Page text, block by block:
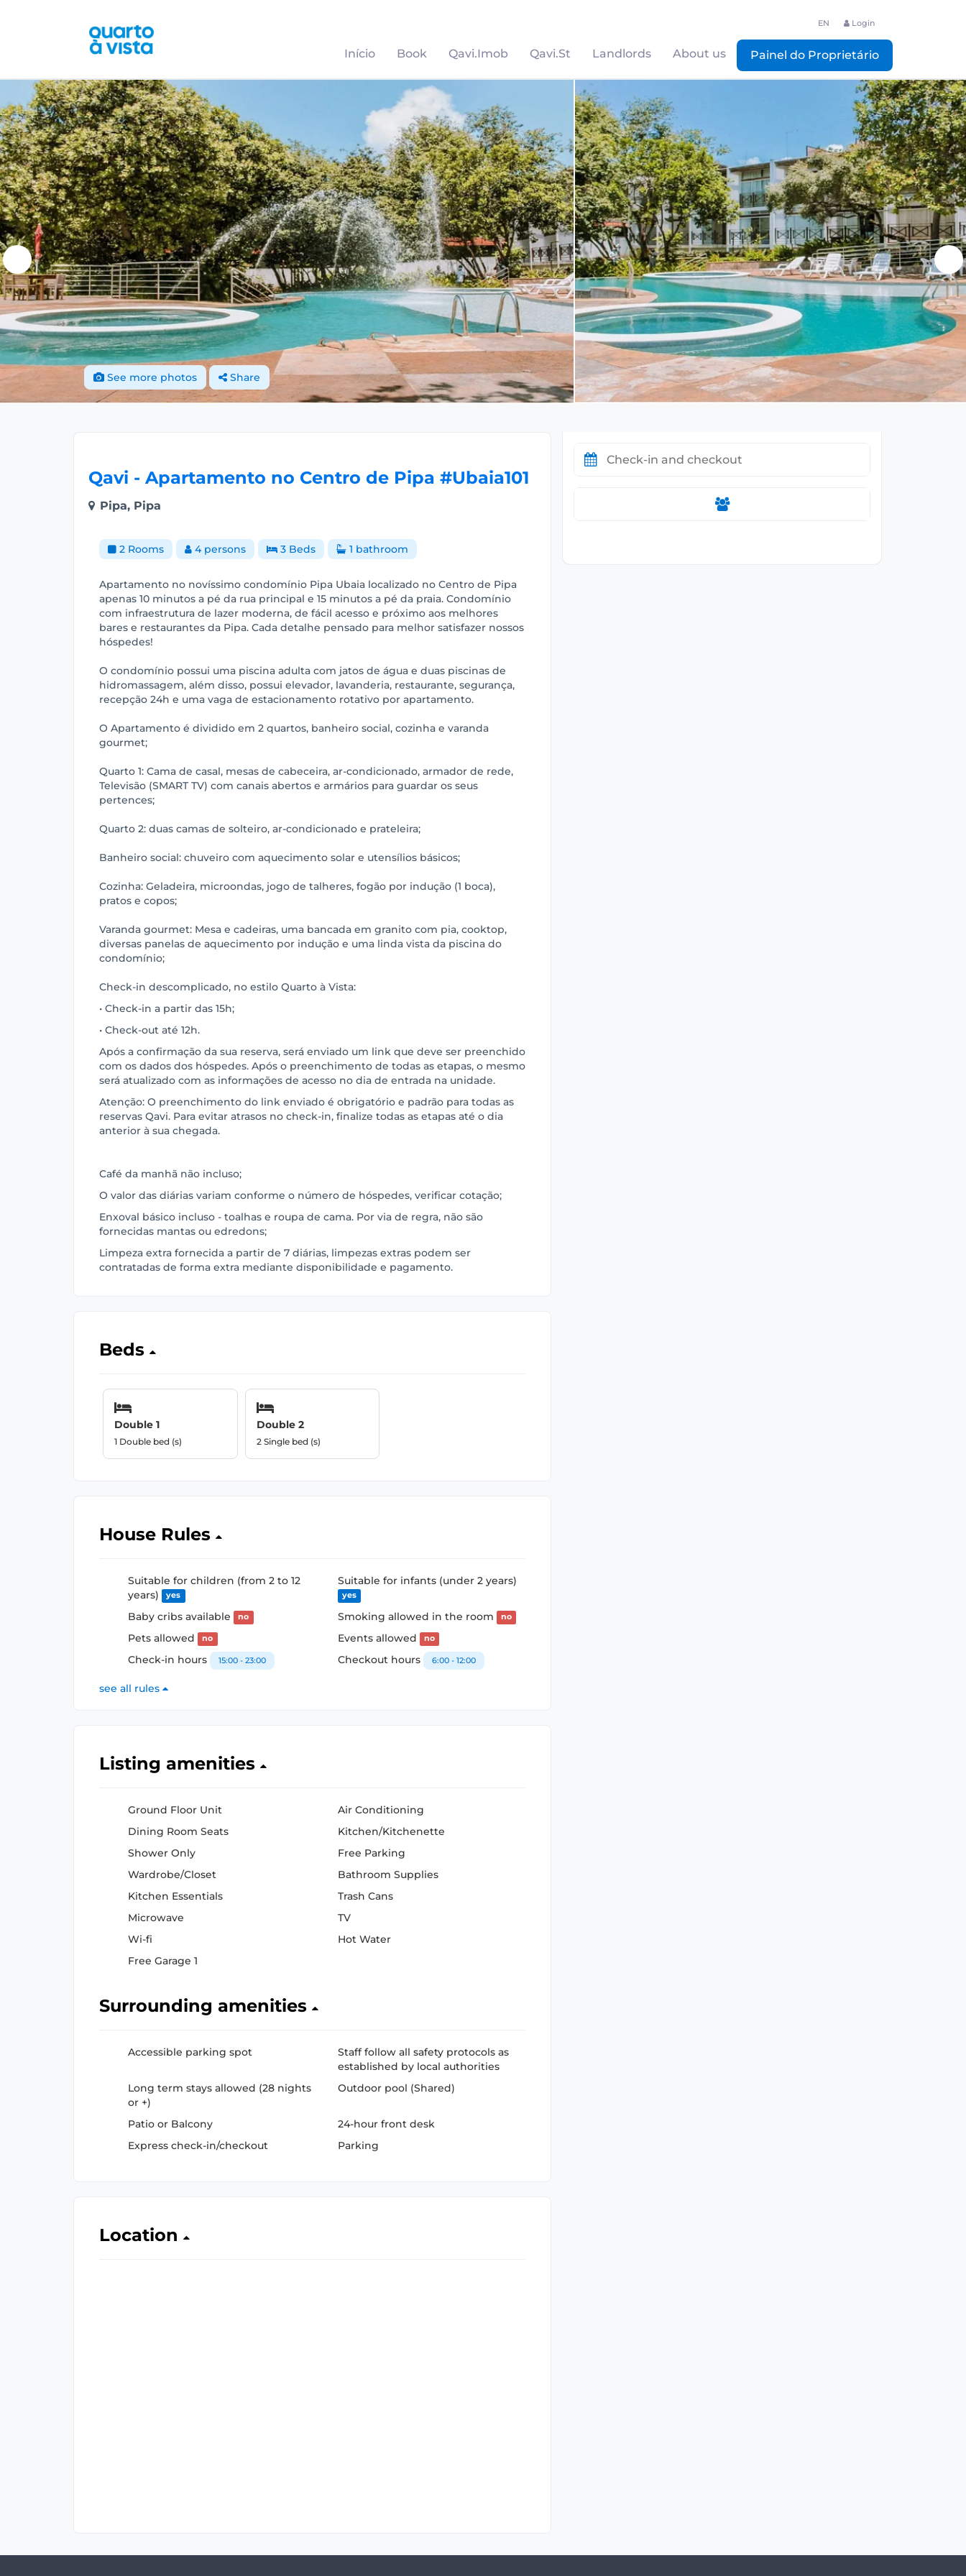
EN Login
Início Book Qavi.Imob Qavi.St Landlords About us Painel do Proprietário
See more photos Share
Qavi - Apartamento no Centro de Pipa #Ubaia101
Pipa, Pipa
2 Rooms 4 persons 3 Beds 1 bathroom
Apartamento no novíssimo condomínio Pipa Ubaia localizado no Centro de Pipa
apenas 10 minutos a pé da rua principal e 15 minutos a pé da praia. Condomínio
com infraestrutura de lazer moderna, de fácil acesso e próximo aos melhores
bares e restaurantes da Pipa. Cada detalhe pensado para melhor satisfazer nossos
hóspedes!
O condomínio possui uma piscina adulta com jatos de água e duas piscinas de
hidromassagem, além disso, possui elevador, lavanderia, restaurante, segurança,
recepção 24h e uma vaga de estacionamento rotativo por apartamento.
O Apartamento é dividido em 2 quartos, banheiro social, cozinha e varanda
gourmet;
Quarto 1: Cama de casal, mesas de cabeceira, ar-condicionado, armador de rede,
Televisão (SMART TV) com canais abertos e armários para guardar os seus
pertences;
Quarto 2: duas camas de solteiro, ar-condicionado e prateleira;
Banheiro social: chuveiro com aquecimento solar e utensílios básicos;
Cozinha: Geladeira, microondas, jogo de talheres, fogão por indução (1 boca),
pratos e copos;
Varanda gourmet: Mesa e cadeiras, uma bancada em granito com pia, cooktop,
diversas panelas de aquecimento por indução e uma linda vista da piscina do
condomínio;
Check-in descomplicado, no estilo Quarto à Vista:
• Check-in a partir das 15h;
• Check-out até 12h.
Após a confirmação da sua reserva, será enviado um link que deve ser preenchido
com os dados dos hóspedes. Após o preenchimento de todas as etapas, o mesmo
será atualizado com as informações de acesso no dia de entrada na unidade.
Atenção: O preenchimento do link enviado é obrigatório e padrão para todas as
reservas Qavi. Para evitar atrasos no check-in, finalize todas as etapas até o dia
anterior à sua chegada.
Café da manhã não incluso;
O valor das diárias variam conforme o número de hóspedes, verificar cotação;
Enxoval básico incluso - toalhas e roupa de cama. Por via de regra, não são
fornecidas mantas ou edredons;
Limpeza extra fornecida a partir de 7 diárias, limpezas extras podem ser
contratadas de forma extra mediante disponibilidade e pagamento.
Beds
Double 1
1 Double bed (s)
Double 2
2 Single bed (s)
House Rules
Suitable for children (from 2 to 12
years)
yes
Suitable for infants (under 2 years)
yes
Baby cribs available no Smoking allowed in the room no
Pets allowed no Events allowed no
Check-in hours 15:00 - 23:00 Checkout hours 6:00 - 12:00
see all rules
Listing amenities
Ground Floor Unit
Air Conditioning
Dining Room Seats
Kitchen/Kitchenette
Shower Only
Free Parking
Wardrobe/Closet
Bathroom Supplies
Kitchen Essentials
Trash Cans
Microwave
TV
Wi-fi
Hot Water
Free Garage 1
Surrounding amenities
Accessible parking spot
Staff follow all safety protocols as
established by local authorities
Long term stays allowed (28 nights
or +)
Outdoor pool (Shared)
Patio or Balcony
24-hour front desk
Express check-in/checkout
Parking
Location